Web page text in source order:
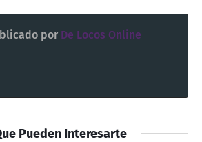
por De Locos Online
Pueden Interesarte